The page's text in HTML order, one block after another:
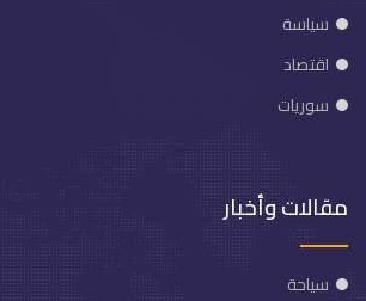
سياسة
اقتصاد
سوريات
مقالات وأخبار
سياحة